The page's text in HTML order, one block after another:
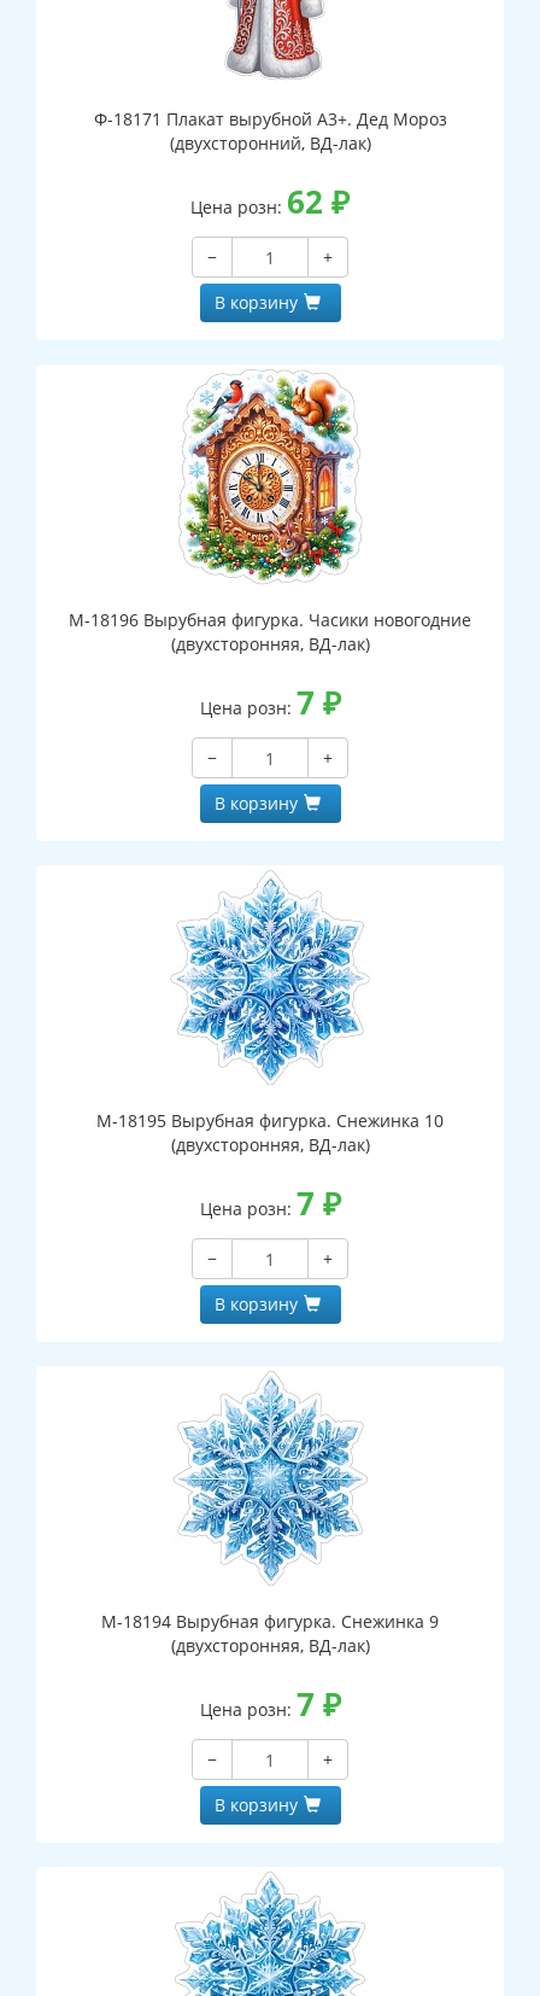
Ф-18171 Плакат вырубной А3+. Дед Мороз
(двухсторонний, ВД-лак)
Цена розн: 62 ₽
−
+
В корзину
М-18196 Вырубная фигурка. Часики новогодние
(двухсторонняя, ВД-лак)
Цена розн: 7 ₽
−
+
В корзину
М-18195 Вырубная фигурка. Снежинка 10
(двухсторонняя, ВД-лак)
Цена розн: 7 ₽
−
+
В корзину
М-18194 Вырубная фигурка. Снежинка 9
(двухсторонняя, ВД-лак)
Цена розн: 7 ₽
−
+
В корзину